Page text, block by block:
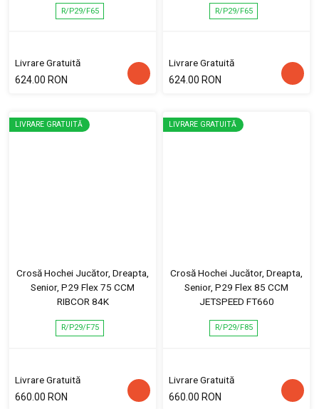
R/P29/F65
Livrare Gratuită
624.00 RON
R/P29/F65
Livrare Gratuită
624.00 RON
LIVRARE GRATUITĂ
Crosă Hochei Jucător, Dreapta,
Senior, P29 Flex 75 CCM
RIBCOR 84K
R/P29/F75
Livrare Gratuită
660.00 RON
LIVRARE GRATUITĂ
Crosă Hochei Jucător, Dreapta,
Senior, P29 Flex 85 CCM
JETSPEED FT660
R/P29/F85
Livrare Gratuită
660.00 RON